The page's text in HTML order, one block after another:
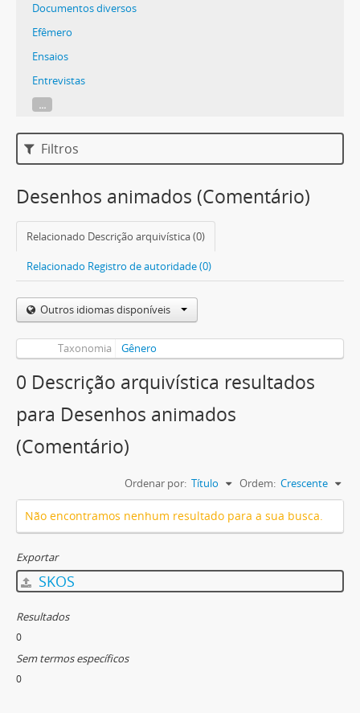
Documentos diversos
Efêmero
Ensaios
Entrevistas
...
Filtros
Desenhos animados (Comentário)
Relacionado Descrição arquivística (0)
Relacionado Registro de autoridade (0)
Outros idiomas disponíveis
Taxonomia Gênero
0 Descrição arquivística resultados
para Desenhos animados
(Comentário)
Ordenar por: Título Ordem: Crescente
Não encontramos nenhum resultado para a sua busca.
Exportar
SKOS
Resultados
0
Sem termos específicos
0